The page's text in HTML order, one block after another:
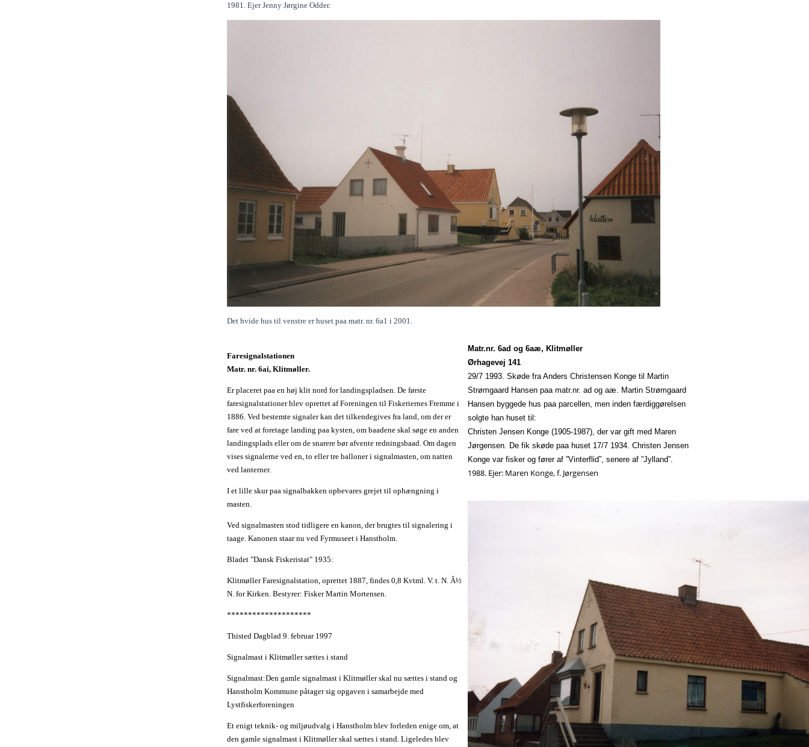
1981. Ejer Jenny Jørgine Odder.
Det hvide hus til venstre er huset paa matr. nr. 6a1 i 2001.
Faresignalstationen
Matr. nr. 6ai, Klitmøller.
Er placeret paa en høj klit nord for landingspladsen. De første
faresignalstationer blev oprettet af Foreningen til Fiskeriernes Fremme i
1886. Ved bestemte signaler kan det tilkendegives fra land, om der er
fare ved at foretage landing paa kysten, om baadene skal søge en anden
landingsplads eller om de snarere bør afvente redningsbaad. Om dagen
vises signalerne ved en, to eller tre balloner i signalmasten, om natten
ved lanterner.
I et lille skur paa signalbakken opbevares grejet til ophængning i
masten.
Ved signalmasten stod tidligere en kanon, der brugtes til signalering i
taage. Kanonen staar nu ved Fyrmuseet i Hanstholm.
Bladet "Dansk Fiskeristat" 1935:
Klitmøller Faresignalstation, oprettet 1887, findes 0,8 Kvtml. V. t. N. Â½
N. for Kirken. Bestyrer: Fisker Martin Mortensen.
********************
Thisted Dagblad 9. februar 1997
Signalmast i Klitmøller sættes i stand
Signalmast:Den gamle signalmast i Klitmøller skal nu sættes i stand og
Hanstholm Kommune påtager sig opgaven i samarbejde med
Lystfiskerforeningen
Et enigt teknik- og miljøudvalg i Hanstholm blev forleden enige om, at
den gamle signalmast i Klitmøller skal sættes i stand. Ligeledes blev
Matr.nr. 6ad og 6aæ, Klitmøller
Ørhagevej 141
29/7 1993. Skøde fra Anders Christensen Konge til Martin
Strømgaard Hansen paamatr.nr. ad og aæ. Martin Strømgaard
Hansen byggede hus paaparcellen, men inden færdiggørelsen
solgte han huset til:
Christen Jensen Konge (1905-1987), der var gift med Maren
Jørgensen. De fik skøde paahuset 17/7 1934. Christen Jensen
Konge var fisker og fører af ”Vinterflid”, senere af ”Jylland”.
1988. Ejer: Maren Konge, f. Jørgensen